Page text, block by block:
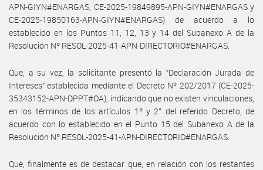
APN-GIYN#ENARGAS, CE-2025-19849895-APN-GIYN#ENARGAS y
CE-2025-19850163-APN-GIYN#ENARGAS) de acuerdo a lo
establecido en los Puntos 11, 12, 13 y 14 del Subanexo A de la
Resolución Nº RESOL-2025-41-APN-DIRECTORIO#ENARGAS.
Que, a su vez, la solicitante presentó la “Declaración Jurada de
Intereses” establecida mediante el Decreto Nº 202/2017 (CE-2025-
35343152-APN-DPPT#OA), indicando que no existen vinculaciones,
en los términos de los artículos 1º y 2° del referido Decreto, de
acuerdo con lo establecido en el Punto 15 del Subanexo A de la
Resolución Nº RESOL-2025-41-APN-DIRECTORIO#ENARGAS.
Que, finalmente es de destacar que, en relación con los restantes